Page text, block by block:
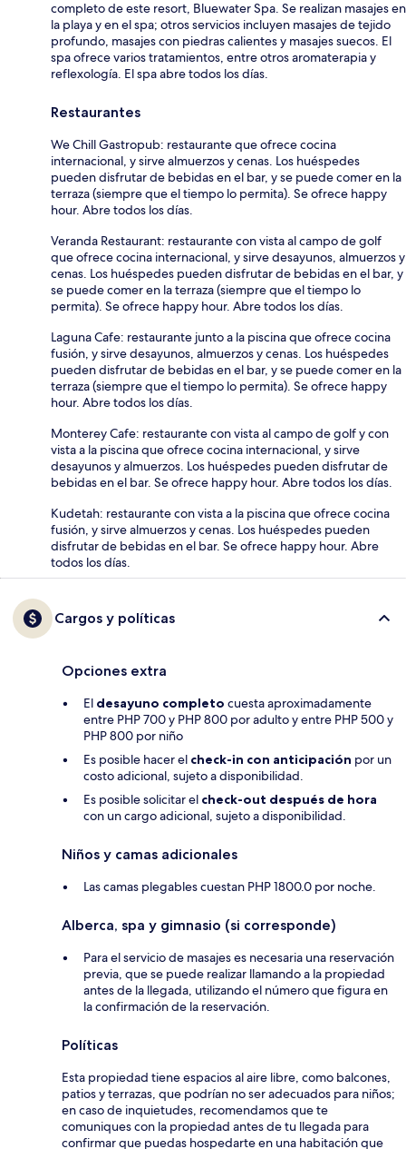
completo de este resort, Bluewater Spa. Se realizan masajes en
la playa y en el spa; otros servicios incluyen masajes de tejido
profundo, masajes con piedras calientes y masajes suecos. El
spa ofrece varios tratamientos, entre otros aromaterapia y
reflexología. El spa abre todos los días.
Restaurantes
We Chill Gastropub: restaurante que ofrece cocina
internacional, y sirve almuerzos y cenas. Los huéspedes
pueden disfrutar de bebidas en el bar, y se puede comer en la
terraza (siempre que el tiempo lo permita). Se ofrece happy
hour. Abre todos los días.
Veranda Restaurant: restaurante con vista al campo de golf
que ofrece cocina internacional, y sirve desayunos, almuerzos y
cenas. Los huéspedes pueden disfrutar de bebidas en el bar, y
se puede comer en la terraza (siempre que el tiempo lo
permita). Se ofrece happy hour. Abre todos los días.
Laguna Cafe: restaurante junto a la piscina que ofrece cocina
fusión, y sirve desayunos, almuerzos y cenas. Los huéspedes
pueden disfrutar de bebidas en el bar, y se puede comer en la
terraza (siempre que el tiempo lo permita). Se ofrece happy
hour. Abre todos los días.
Monterey Cafe: restaurante con vista al campo de golf y con
vista a la piscina que ofrece cocina internacional, y sirve
desayunos y almuerzos. Los huéspedes pueden disfrutar de
bebidas en el bar. Se ofrece happy hour. Abre todos los días.
Kudetah: restaurante con vista a la piscina que ofrece cocina
fusión, y sirve almuerzos y cenas. Los huéspedes pueden
disfrutar de bebidas en el bar. Se ofrece happy hour. Abre
todos los días.
Cargos y políticas
Opciones extra
El desayuno completo cuesta aproximadamente
entre PHP 700 y PHP 800 por adulto y entre PHP 500 y
PHP 800 por niño
Es posible hacer el check-in con anticipación por un
costo adicional, sujeto a disponibilidad.
Es posible solicitar el check-out después de hora
con un cargo adicional, sujeto a disponibilidad.
Niños y camas adicionales
Las camas plegables cuestan PHP 1800.0 por noche.
Alberca, spa y gimnasio (si corresponde)
Para el servicio de masajes es necesaria una reservación
previa, que se puede realizar llamando a la propiedad
antes de la llegada, utilizando el número que figura en
la confirmación de la reservación.
Políticas
Esta propiedad tiene espacios al aire libre, como balcones,
patios y terrazas, que podrían no ser adecuados para niños;
en caso de inquietudes, recomendamos que te
comuniques con la propiedad antes de tu llegada para
confirmar que puedas hospedarte en una habitación que